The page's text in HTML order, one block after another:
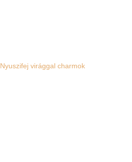
Nyuszifej virággal charmok